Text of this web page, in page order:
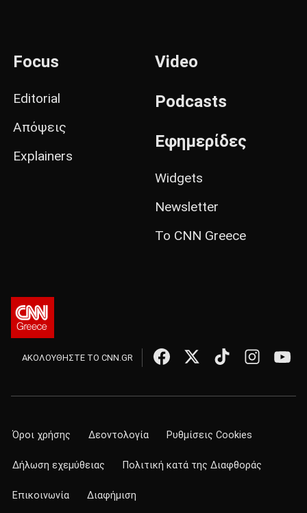
Focus
Editorial
Απόψεις
Explainers
Video
Podcasts
Εφημερίδες
Widgets
Newsletter
Το CNN Greece
ΑΚΟΛΟΥΘΗΣΤΕ ΤΟ CNN.GR
Όροι χρήσης Δεοντολογία Ρυθμίσεις Cookies
Δήλωση εχεμύθειας Πολιτική κατά της Διαφθοράς
Επικοινωνία Διαφήμιση